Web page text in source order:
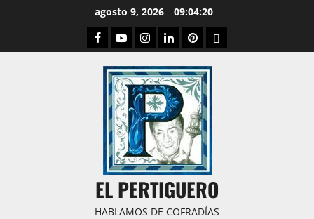
agosto 9, 2026 09:04:21
Facebook
YoutubeInstagram
LinkedPinterestDribbble
EL PERTIGUERO
HABLAMOS DE COFRADÍAS